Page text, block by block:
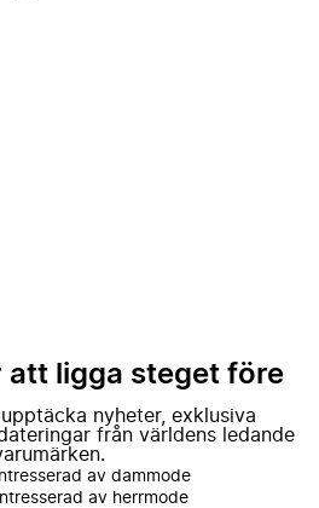
att ligga steget före
nyheter, exklusiva
från världens ledande
av dammode
av herrmode